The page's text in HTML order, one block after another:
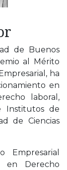
de Buenos
al Mérito
ha
en
laboral,
Institutos de
de Ciencias
en Derecho